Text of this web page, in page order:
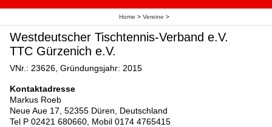
Home > Vereine >
Westdeutscher Tischtennis-Verband e.V.
TTC Gürzenich e.V.
VNr.: 23626, Gründungsjahr: 2015
Kontaktadresse
Markus Roeb
Neue Aue 17, 52355 Düren, Deutschland
Tel P 02421 680660, Mobil 0174 4765415